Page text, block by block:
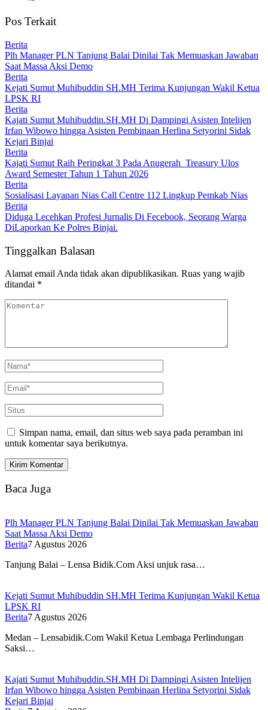
Pos Terkait
Berita
Plh Manager PLN Tanjung Balai Dinilai Tak Memuaskan Jawaban
Saat Massa Aksi Demo
Berita
Kejati Sumut Muhibuddin SH.MH Terima Kunjungan Wakil Ketua
LPSK RI
Berita
Kajati Sumut Muhibuddin.SH.MH Di Dampingi Asisten Intelijen
Irfan Wibowo hingga Asisten Pembinaan Herlina Setyorini Sidak
Kejari Binjai
Berita
Kajati Sumut Raih Peringkat 3 Pada Anugerah Treasury Ulos
Award Semester Tahun 1 Tahun 2026
Berita
Sosialisasi Layanan Nias Call Centre 112 Lingkup Pemkab Nias
Berita
Diduga Lecehkan Profesi Jurnalis Di Fecebook, Seorang Warga
DiLaporkan Ke Polres Binjai.
Tinggalkan Balasan
Alamat email Anda tidak akan dipublikasikan. Ruas yang wajib
ditandai *
Simpan nama, email, dan situs web saya pada peramban ini
untuk komentar saya berikutnya.
Baca Juga
Plh Manager PLN Tanjung Balai Dinilai Tak Memuaskan Jawaban
Saat Massa Aksi Demo
Berita7 Agustus 2026
Tanjung Balai – Lensa Bidik.Com Aksi unjuk rasa…
Kejati Sumut Muhibuddin SH.MH Terima Kunjungan Wakil Ketua
LPSK RI
Berita7 Agustus 2026
Medan – Lensabidik.Com Wakil Ketua Lembaga Perlindungan
Saksi…
Kajati Sumut Muhibuddin.SH.MH Di Dampingi Asisten Intelijen
Irfan Wibowo hingga Asisten Pembinaan Herlina Setyorini Sidak
Kejari Binjai